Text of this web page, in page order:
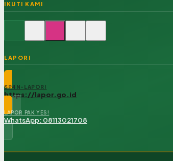
IKUTI KAMI
LAPOR!
SP4N-LAPOR!
https://lapor.go.id
LAPOR PAK YES!
WhatsApp: 08113021708